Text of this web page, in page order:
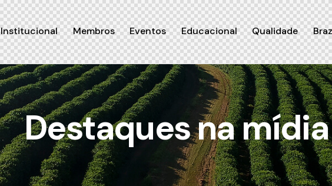
Institucional Membros Eventos Educacional Qualidade
Destaques na mídia